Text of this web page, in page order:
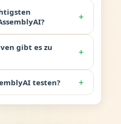
+
gibt es zu
+
testen? +